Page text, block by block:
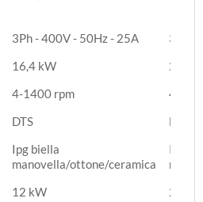
3Ph - 400V - 50Hz - 25A
3Ph -
16,4 kW
28,4
4-1400 rpm
4-
DTS
DTS
Ipg biella
manovella/ottone/ceramica
Ipg
12 kW
24